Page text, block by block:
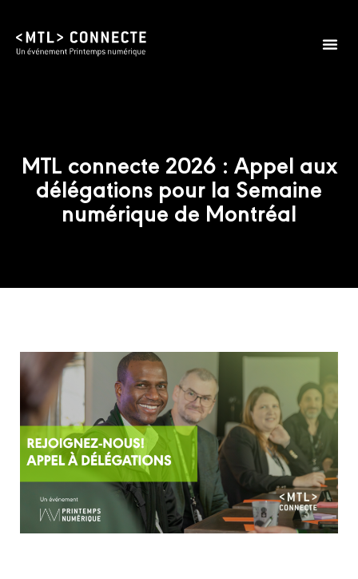
MTL connecte 2026 : Appel aux
délégations pour la Semaine
numérique de Montréal